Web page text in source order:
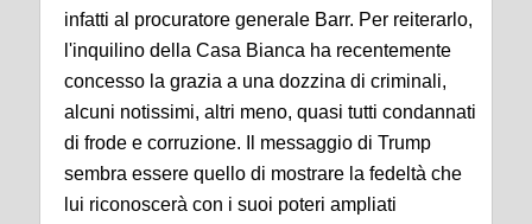
infatti al procuratore generale Barr. Per reiterarlo,
l'inquilino della Casa Bianca ha recentemente
concesso la grazia a una dozzina di criminali,
alcuni notissimi, altri meno, quasi tutti condannati
di frode e corruzione. Il messaggio di Trump
sembra essere quello di mostrare la fedeltà che
lui riconoscerà con i suoi poteri ampliati